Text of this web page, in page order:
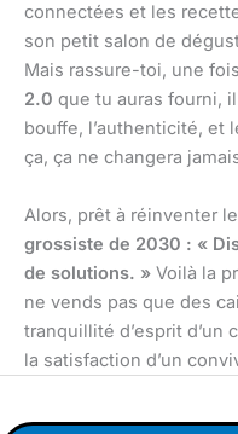
connectées et les
son petit salon de
Mais rassure-toi, une
2.0 que tu auras fourni,
bouffe, l’authenticité, et
ça, ça ne changera
Alors, prêt à réinventer
grossiste de 2030 : «
de solutions. » Voilà la
ne vends pas que des
tranquillité d’esprit d’un
la satisfaction d’un